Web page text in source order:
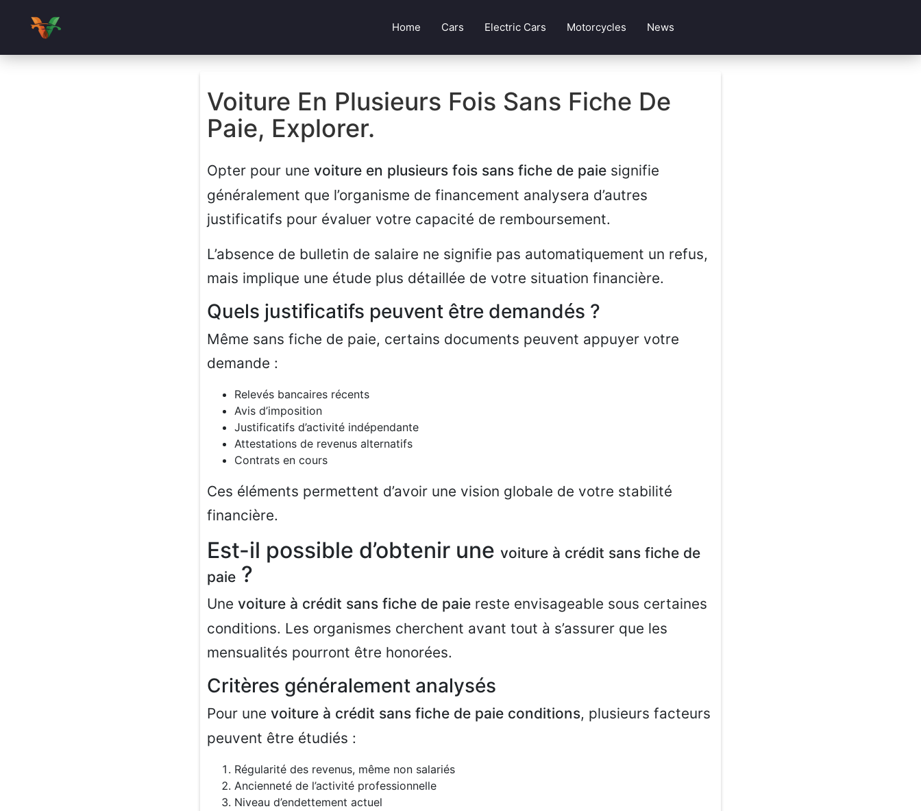
Home Cars Electric Cars Motorcycles News
Voiture En Plusieurs Fois Sans Fiche De
Paie, Explorer.
Opter pour une voiture en plusieurs fois sans fiche de paie signifie
généralement que l’organisme de financement analysera d’autres
justificatifs pour évaluer votre capacité de remboursement.
L’absence de bulletin de salaire ne signifie pas automatiquement un refus,
mais implique une étude plus détaillée de votre situation financière.
Quels justificatifs peuvent être demandés ?
Même sans fiche de paie, certains documents peuvent appuyer votre
demande :
Relevés bancaires récents
Avis d’imposition
Justificatifs d’activité indépendante
Attestations de revenus alternatifs
Contrats en cours
Ces éléments permettent d’avoir une vision globale de votre stabilité
financière.
Est-il possible d’obtenir une voiture à crédit sans fiche de
paie ?
Une voiture à crédit sans fiche de paie reste envisageable sous certaines
conditions. Les organismes cherchent avant tout à s’assurer que les
mensualités pourront être honorées.
Critères généralement analysés
Pour une voiture à crédit sans fiche de paie conditions, plusieurs facteurs
peuvent être étudiés :
Régularité des revenus, même non salariés
Ancienneté de l’activité professionnelle
Niveau d’endettement actuel